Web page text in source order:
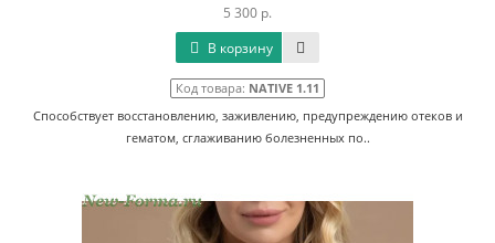
5 300 р.
В корзину
Код товара: NATIVE 1.11
Способствует восстановлению, заживлению, предупреждению отеков и
гематом, сглаживанию болезненных по..